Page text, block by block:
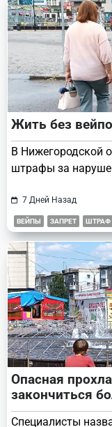
Жить без
В Нижегородской
штрафы за
7 Дней Назад
ВЕЙПЫ ЗАПРЕТ ШТРАФ
Опасная
закончиться
Специалисты